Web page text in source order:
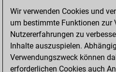
Dienstag,
Februar
You
Wir verwenden Cookies und
um bestimmte Funktionen zur
Nutzererfahrungen zu
Inhalte auszuspielen.
Verwendungszweck können
erforderlichen Cookies auch